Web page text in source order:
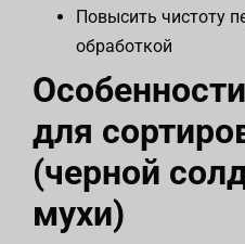
Повысить чистоту
обработкой
для
(черной
мухи)